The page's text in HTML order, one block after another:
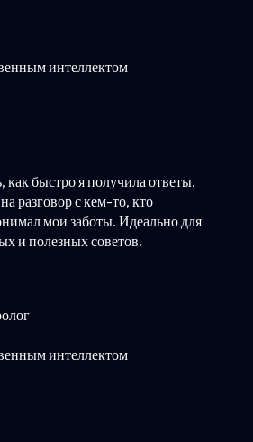
интеллектом
быстро я получила ответы.
разговор с кем-то, кто
мои заботы. Идеально для
и полезных советов.
интеллектом